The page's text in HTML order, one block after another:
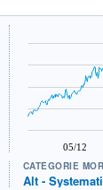
05/12
CATÉGORIE
Alt -